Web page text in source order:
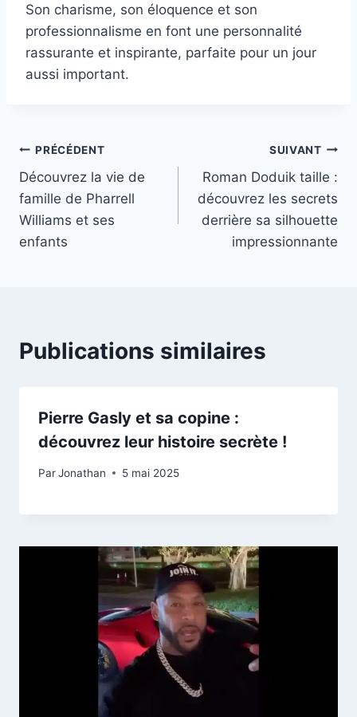
Son charisme, son éloquence et son
professionnalisme en font une personnalité
rassurante et inspirante, parfaite pour un jour
aussi important.
Navigation
de
l’article
PRÉCÉDENT
Découvrez la vie de
famille de Pharrell
Williams et ses
enfants
SUIVANT
Roman Doduik taille :
découvrez les secrets
derrière sa silhouette
impressionnante
Publications similaires
Pierre Gasly et sa copine :
découvrez leur histoire secrète !
ParJonathan 5 mai 2025